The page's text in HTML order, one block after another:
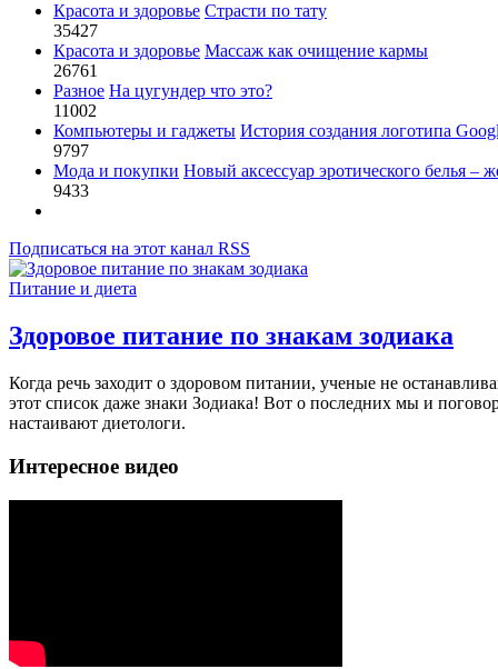
Красота и здоровье Страсти по тату
35427
Красота и здоровье Массаж как очищение кармы
26761
Разное На цугундер что это?
11002
Компьютеры и гаджеты История создания логотипа
9797
Мода и покупки Новый аксессуар эротического белья –
9433
Подписаться на этот канал RSS
Питание и диета
Здоровое питание по знакам зодиака
Когда речь заходит о здоровом питании, ученые не
этот список даже знаки Зодиака! Вот о последних мы и
настаивают диетологи.
Интересное видео